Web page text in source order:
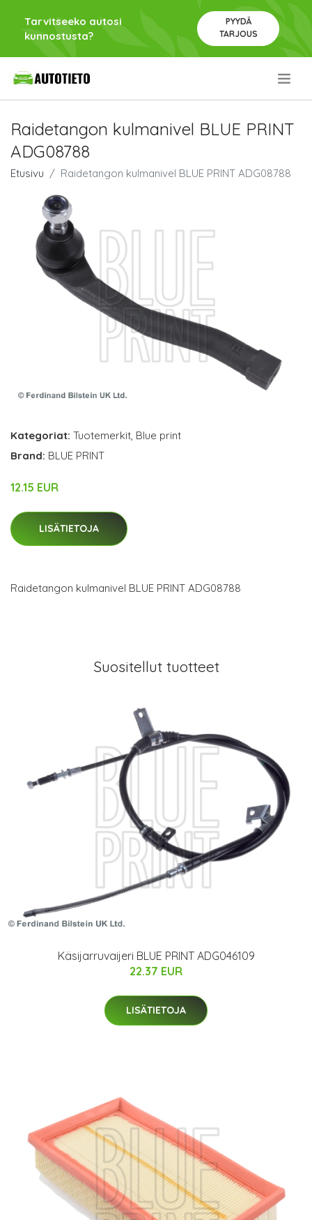
Tarvitseeko autosi
kunnostusta?
PYYDÄ
TARJOUS
Raidetangon kulmanivel BLUE PRINT
ADG08788
Etusivu Raidetangon kulmanivel BLUE PRINT ADG08788
Kategoriat: Tuotemerkit, Blue print
Brand: BLUE PRINT
12.15 EUR
LISÄTIETOJA
Raidetangon kulmanivel BLUE PRINT ADG08788
Suositellut tuotteet
Käsijarruvaijeri BLUE PRINT ADG046109
22.37 EUR
LISÄTIETOJA